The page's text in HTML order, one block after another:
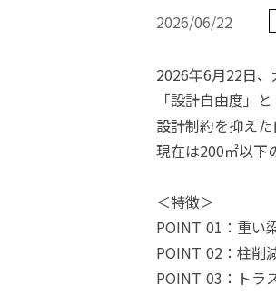
2026/06/22
2026年6月22日
「設計自由度」
設計制約を抑えた
現在は200㎡以下
＜特徴＞
POINT 01：重い
POINT 02：柱削
POINT 03：トラ